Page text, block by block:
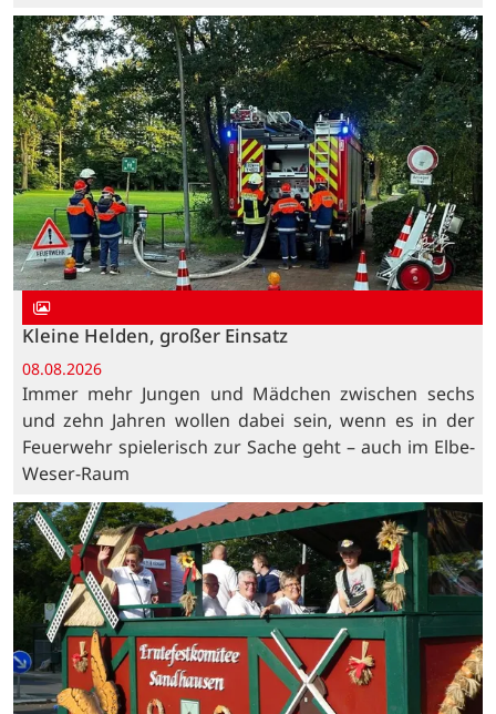
Kleine Helden, großer Einsatz
08.08.2026
Immer mehr Jungen und Mädchen zwischen sechs
und zehn Jahren wollen dabei sein, wenn es in der
Feuerwehr spielerisch zur Sache geht – auch im Elbe-
Weser-Raum